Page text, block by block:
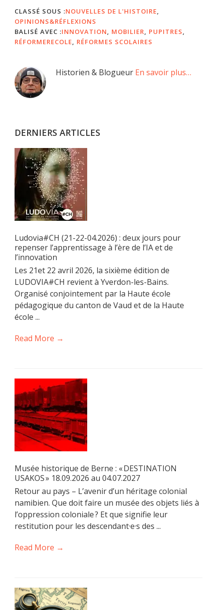
CLASSÉ SOUS :NOUVELLES DE L'HISTOIRE
OPINIONS&RÉFLEXIONS
BALISÉ AVEC :INNOVATION MOBILIER PUPITRES
RÉFORMERECOLE
RÉFORMES SCOLAIRES
Barre
latérale
Historien & Blogueur En savoir plus…
DERNIERS ARTICLES
Ludovia#CH (21-22-04.2026) : deux jours pour
repenser l’apprentissage à l’ère de l’IA et de
l’innovation
Les 21et 22 avril 2026, la sixième édition de
LUDOVIA#CH revient à Yverdon-les-Bains.
Organisé conjointement par la Haute école
pédagogique du canton de Vaud et de la Haute
école ...
Read More →
Musée historique de Berne : « DESTINATION
USAKOS » 18.09.2026 au 04.07.2027
Retour au pays – L’avenir d’un héritage colonial
namibien. Que doit faire un musée des objets liés à
l’oppression coloniale ? Et que signifie leur
restitution pour les descendant·e·s des ...
Read More →